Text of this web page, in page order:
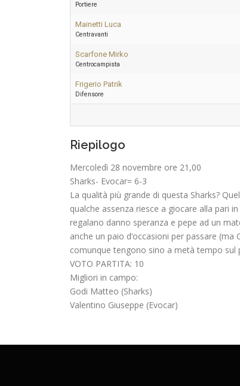
Portiere
Mainetti Luca
Centravanti
Scarfone Mirko
Centrocampista
Frigerio Patrik
Difensore
Riepilogo
Mercoledì 28 novembre ore 21,00
Sharks- Evocar= 6-3
La qualità più grande di questa Sharks?
qualche assenza riesce a giocare alla pari
regalano danno speranza e pepe ad un
anche un paio d’occasioni per passare
comunque tengono sino a metà tempo
VOTO PARTITA: 10
Migliori in campo:
Godi Matteo (Sharks)
Valentino Giuseppe (Evocar)